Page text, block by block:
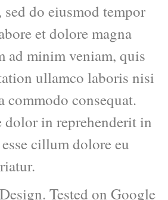
do eiusmod tempor
et dolore magna
ad minim veniam, quis
ullamco laboris nisi
commodo consequat.
dolor in reprehenderit in
cillum dolore eu
Tested on Google